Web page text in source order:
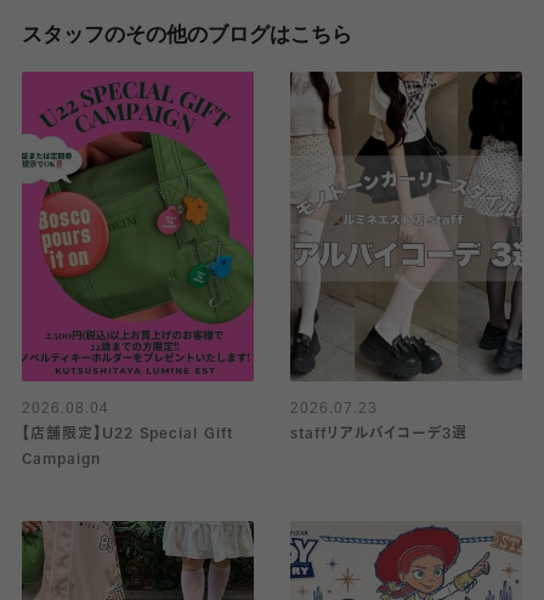
スタッフのその他のブログはこちら
2026.08.04
【店舗限定】U22 Special Gift
Campaign
2026.07.23
staffリアルバイコーデ3選